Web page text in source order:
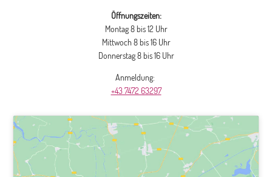
Öffnungszeiten:
Montag 8 bis 12 Uhr
Mittwoch 8 bis 16 Uhr
Donnerstag 8 bis 16 Uhr
Anmeldung:
+43 7472 63297